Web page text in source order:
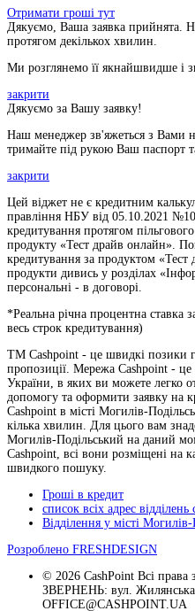
Отримати гроші тут
Дякуємо, Ваша заявка прийнята.
протягом декількох хвилин.
Ми розглянемо її якнайшвидше і
закрити
Дякуємо за Вашу заявку!
Наш менеджер зв'яжеться з Вами
тримайте під рукою Ваш паспорт
закрити
Цей віджет не є кредитним
правління НБУ від 05.10.2021
кредитування протягом
продукту «Тест драйв онлайн».
кредитування за продуктом «Тест
продукти дивись у розділах
персональні - в договорі.
*Реальна річна процентна ставка
весь строк кредитування)
ТМ Cashpoint - це швидкі позики
пропозиції. Мережа Cashpoint - це
України, в яких ви можете легко
допомогу та оформити заявку на
Cashpoint в місті Могилів-
кілька хвилин. Для цього вам
Могилів-Подільський на даний
Cashpoint, всі вони розміщені на
швидкого пошуку.
Гроші в кредит
список всіх адрес відділень
Відділення у місті
Розроблено FRESHDESIGN
© 2026 CashPoint Всі
ЗВЕРНЕНЬ: вул. Жилянська
OFFICE@CASHPOINT.UA